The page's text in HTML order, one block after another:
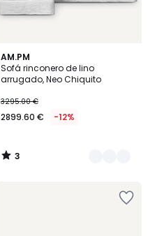
AM.PM
Sofá rinconero de lino
arrugado, Neo Chiquito
3295.00 €
2899.60 € -12%
3
/
5
2
Colores
3
/